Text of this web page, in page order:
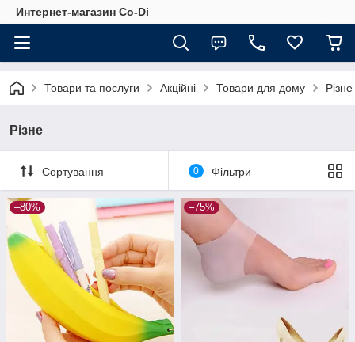
Интернет-магазин Co-Di
Товари та послуги Акційні Товари для дому Різне
Різне
Сортування 0 Фільтри
–80% –75%